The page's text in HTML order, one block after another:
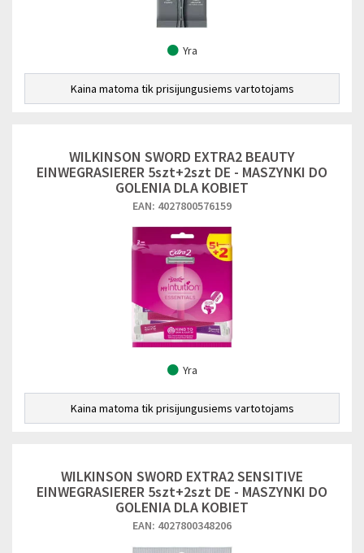
Yra
Kaina matoma tik prisijungusiems vartotojams
WILKINSON SWORD EXTRA2 BEAUTY
EINWEGRASIERER 5szt+2szt DE - MASZYNKI DO
GOLENIA DLA KOBIET
EAN: 4027800576159
Yra
Kaina matoma tik prisijungusiems vartotojams
WILKINSON SWORD EXTRA2 SENSITIVE
EINWEGRASIERER 5szt+2szt DE - MASZYNKI DO
GOLENIA DLA KOBIET
EAN: 4027800348206